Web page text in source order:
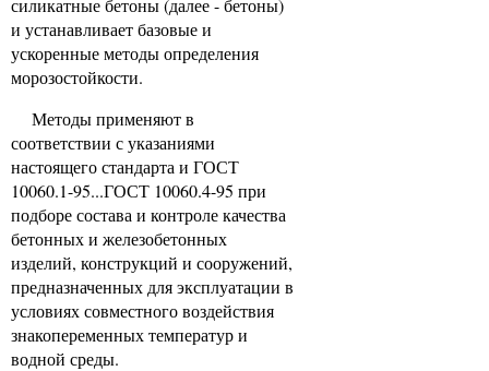
силикатные бетоны (далее - бетоны)
и устанавливает базовые и
ускоренные методы определения
морозостойкости.
Методы применяют в
соответствии с указаниями
настоящего стандарта и ГОСТ
10060.1-95...ГОСТ 10060.4-95 при
подборе состава и контроле качества
бетонных и железобетонных
изделий, конструкций и сооружений,
предназначенных для эксплуатации в
условиях совместного воздействия
знакопеременных температур и
водной среды.